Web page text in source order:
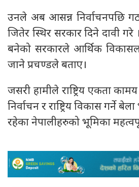
उनले अब आसन्न निर्वाचनपछि
जितेर स्थिर सरकार दिने दावी गरे
बनेको सरकारले आर्थिक
जाने प्रचण्डले बताए।
जसरी हामीले राष्ट्रिय एकता
निर्वाचन र राष्ट्रिय विकास गर्ने
रहेका नेपालीहरुको भूमिका